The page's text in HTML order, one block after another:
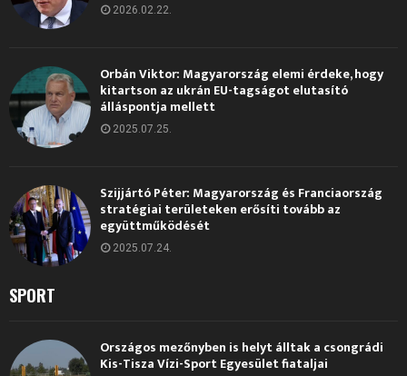
2026.02.22.
Orbán Viktor: Magyarország elemi érdeke, hogy
kitartson az ukrán EU-tagságot elutasító
álláspontja mellett
2025.07.25.
Szijjártó Péter: Magyarország és Franciaország
stratégiai területeken erősíti tovább az
együttműködését
2025.07.24.
SPORT
Országos mezőnyben is helyt álltak a csongrádi
Kis-Tisza Vízi-Sport Egyesület fiataljai